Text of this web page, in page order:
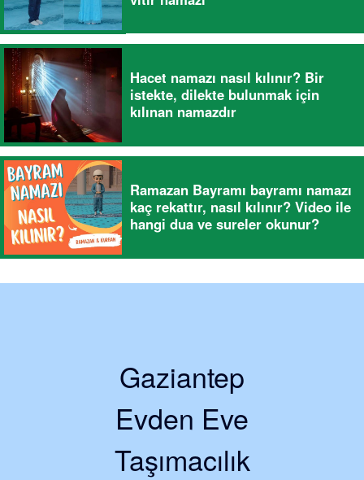
Hacet namazı nasıl kılınır? Bir
istekte, dilekte bulunmak için
kılınan namazdır
Ramazan Bayramı bayramı namazı
kaç rekattır, nasıl kılınır? Video ile
hangi dua ve sureler okunur?
Gaziantep
Evden Eve
Taşımacılık